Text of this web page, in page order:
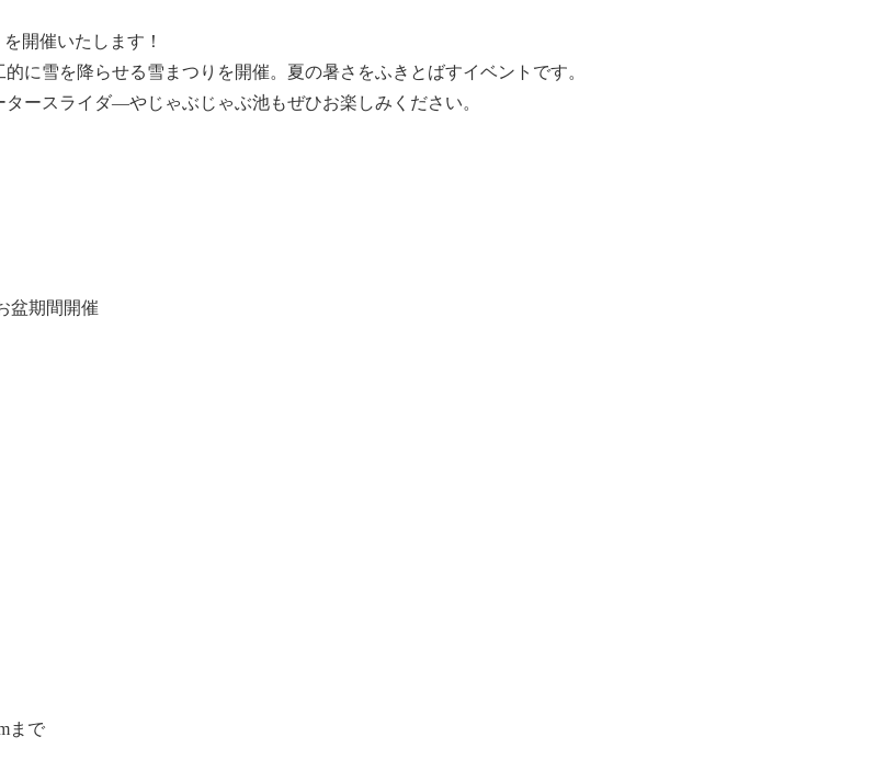
開催いたします！
に雪を降らせる雪まつりを開催。夏の暑さをふきとばすイベントです。
ースライダ―やじゃぶじゃぶ池もぜひお楽しみください。
盆期間開催
まで